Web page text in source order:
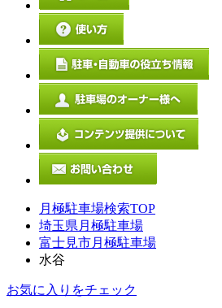
月極駐車場検索TOP
埼玉県月極駐車場
富士見市月極駐車場
水谷
お気に入りをチェック